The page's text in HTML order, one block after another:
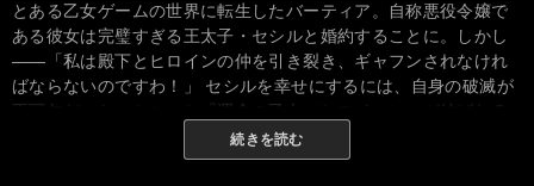
とある乙女ゲームの世界に転生したバーティア。自称悪役令嬢で
ある彼女は完璧すぎる王太子・セシルと婚約することに。しかし
――「私は殿下とヒロインの仲を引き裂き、ギャフンされなけれ
ばならないのですわ！」 セシルを幸せにするには、自身の破滅が
不可欠だった。セシルと『運命の乙女（ヒロイン）』が結ばれる
ルートで、悪の華となって散ると決めたバーティアは、あの手こ
の手を尽くして悪事をなそうとするが――!? 天真爛漫なバーティ
続きを読む